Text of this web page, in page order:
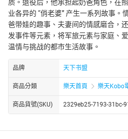
质。退役后，他承担起奶爸角色，在
业各异的 “俏老婆” 产生一系列故事。
爸带娃的趣事、夫妻间的情感磨合，
发事件等元素，将军旅元素与家庭、
温情与挑战的都市生活故事。
品牌 天下书盟
商品分類 樂天首頁 樂天Kobo
商品貨號(SKU) 2329eb25-7193-31bc-